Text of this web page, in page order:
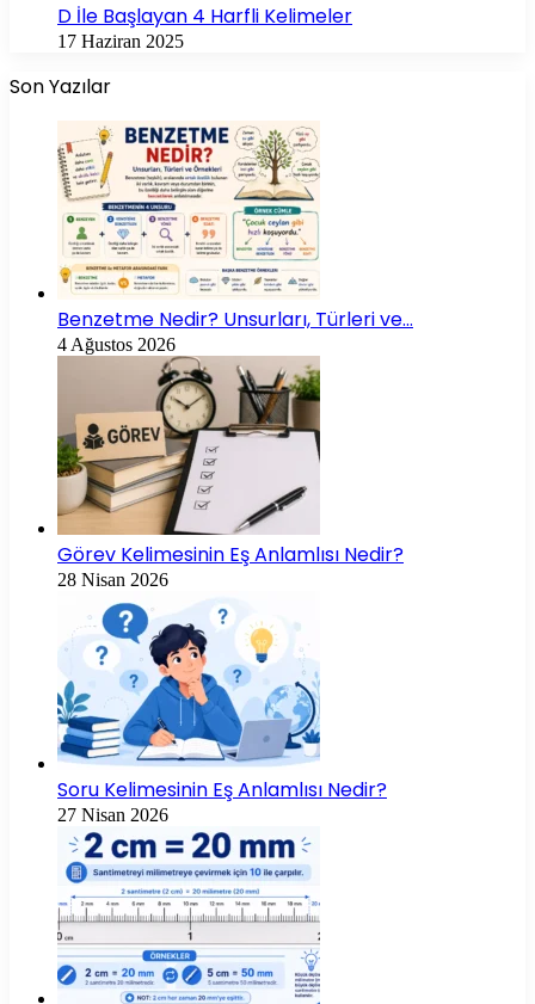
D İle Başlayan 4 Harfli Kelimeler
17 Haziran 2025
Son Yazılar
Benzetme Nedir? Unsurları, Türleri ve…
4 Ağustos 2026
Görev Kelimesinin Eş Anlamlısı Nedir?
28 Nisan 2026
Soru Kelimesinin Eş Anlamlısı Nedir?
27 Nisan 2026